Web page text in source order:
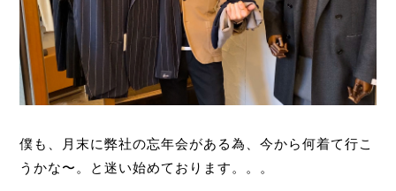
僕も、月末に弊社の忘年会がある為、今から何着て行こ
うかな〜。と迷い始めております。。。